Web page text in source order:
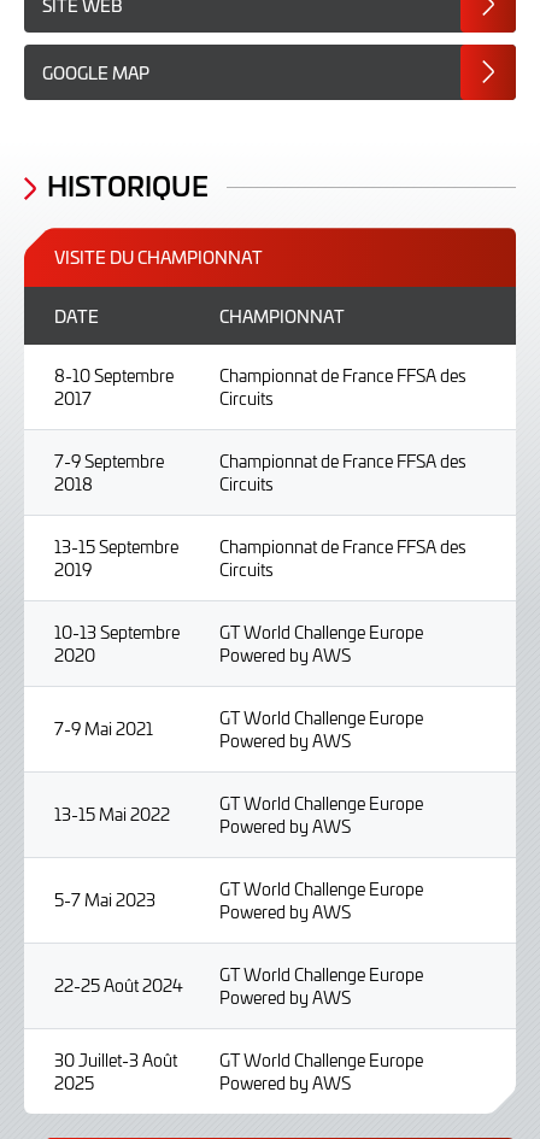
GOOGLE MAP
HISTORIQUE
VISITE DU CHAMPIONNAT
DATE CHAMPIONNAT
8-10 Septembre
2017
Championnat de France FFSA des
Circuits
7-9 Septembre
2018
Championnat de France FFSA des
Circuits
13-15 Septembre
2019
Championnat de France FFSA des
Circuits
10-13 Septembre
2020
GT World Challenge Europe
Powered by AWS
7-9 Mai 2021
GT World Challenge Europe
Powered by AWS
13-15 Mai 2022
GT World Challenge Europe
Powered by AWS
5-7 Mai 2023
GT World Challenge Europe
Powered by AWS
22-25 Août 2024
GT World Challenge Europe
Powered by AWS
30 Juillet-3 Août
2025
GT World Challenge Europe
Powered by AWS